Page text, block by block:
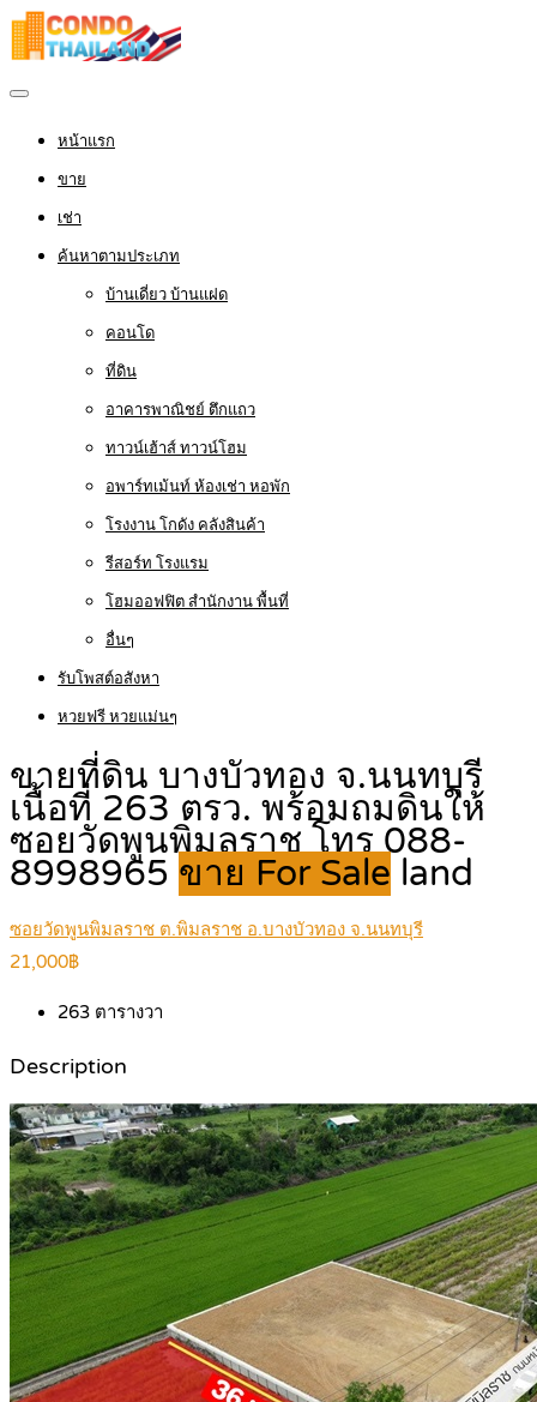
หน้าแรก
ขาย
เช่า
ค้นหาตามประเภท
บ้านเดี่ยว บ้านแฝด
คอนโด
ที่ดิน
อาคารพาณิชย์ ตึกแถว
ทาวน์เฮ้าส์ ทาวน์โฮม
อพาร์ทเม้นท์ ห้องเช่า หอพัก
โรงงาน โกดัง คลังสินค้า
รีสอร์ท โรงแรม
โฮมออฟฟิต สำนักงาน พื้นที่
อื่นๆ
รับโพสต์อสังหา
หวยฟรี หวยแม่นๆ
ขายที่ดิน บางบัวทอง จ.นนทบุรี
เนื้อที่ 263 ตรว. พร้อมถมดินให้
ซอยวัดพูนพิมลราช โทร 088-
8998965 ขาย For Sale land
ซอยวัดพูนพิมลราช ต.พิมลราช อ.บางบัวทอง จ.นนทบุรี
21,000฿
263 ตารางวา
Description